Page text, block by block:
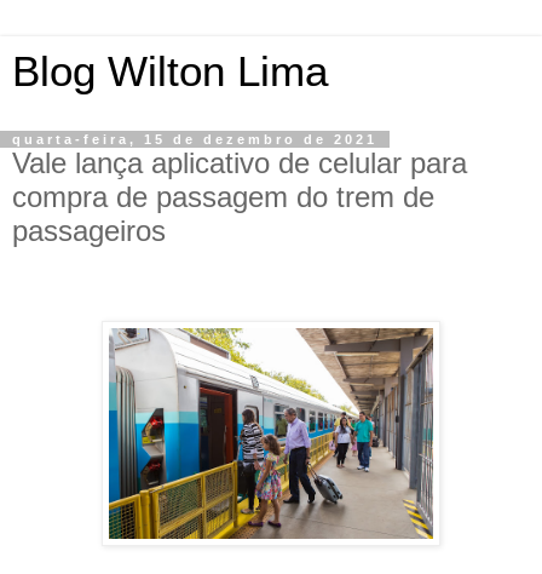
Blog Wilton Lima
quarta-feira, 15 de dezembro de 2021
Vale lança aplicativo de celular para
compra de passagem do trem de
passageiros